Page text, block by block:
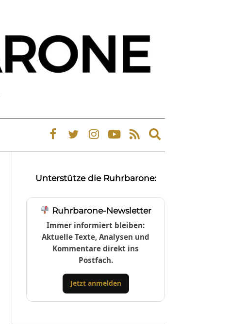
Expand
search
Unterstütze die Ruhrbarone:
Ruhrbarone-Newsletter
Immer informiert bleiben:
Aktuelle Texte, Analysen und
Kommentare direkt ins
Postfach.
Jetzt anmelden